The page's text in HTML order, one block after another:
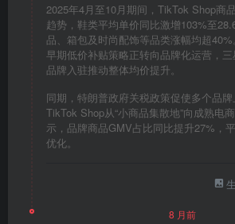
2025年4月至10月期间，TikTok Shop商
趋势，鞋类平均单价同比激增103%至
品、箱包及时尚配饰等品类涨幅均超
早期低价补贴策略正转向品牌化运营，
品牌入驻推动整体均价提升。
同期，特朗普政府关税政策促使多个品
TikTok Shop从“小商品集散地”向成熟电
示，品牌商品GMV占比同比提升27%，
优化。
8 月前